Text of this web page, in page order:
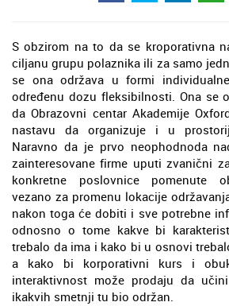
S obzirom na to da se kroporativna
ciljanu grupu polaznika ili za samo
se ona održava u formi
određenu dozu fleksibilnosti. Ona se
da Obrazovni centar Akademije
nastavu da organizuje i u
Naravno da je prvo neophodnoda
zainteresovane firme uputi zvanični
konkretne poslovnice pomenute
vezano za promenu lokacije
nakon toga će dobiti i sve potrebne
odnosno o tome kakve bi
trebalo da ima i kako bi u osnovi
a kako bi korporativni kurs i
interaktivnost može prodaju da
ikakvih smetnji tu bio održan.